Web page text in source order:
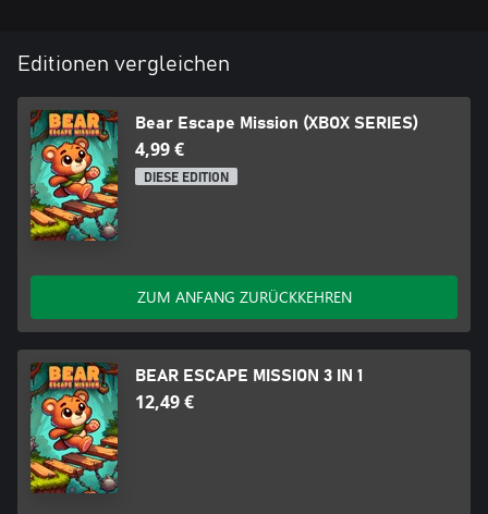
Editionen vergleichen
Bear Escape Mission (XBOX SERIES)
4,99 €
DIESE EDITION
ZUM ANFANG ZURÜCKKEHREN
BEAR ESCAPE MISSION 3 IN 1
12,49 €